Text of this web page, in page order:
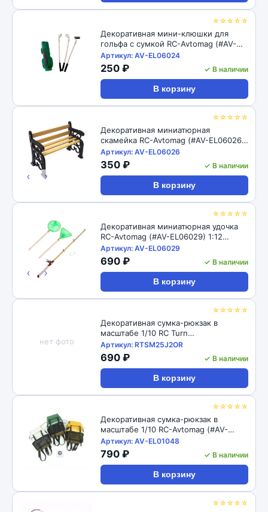
☆☆☆☆☆
Декоративная мини-клюшки для
гольфа с сумкой RC-Avtomag (#AV-
EL06024) 1/12 Dollhouse Miniature
Accessories Mini Golf Clubs with Bag
Model Toys for Doll House Decoration
Артикул: AV-EL06024
250 ₽ ✓ В наличии
В корзину
☆☆☆☆☆
‹ ›
Декоративная миниатюрная
скамейка RC-Avtomag (#AV-EL06026)
1/24 Miniature Park Seat Bench Model
Craft Ornament Diy Fairy Dollhouse
Decor
Артикул: AV-EL06026
350 ₽ ✓ В наличии
В корзину
☆☆☆☆☆
‹ ›
Декоративная миниатюрная удочка
RC-Avtomag (#AV-EL06029) 1:12
Miniature Fishing Rod 1Set of Miniature
Fish Rod Fishing Net Mini House
Fishing Rod Models
Артикул: AV-EL06029
690 ₽ ✓ В наличии
В корзину
☆☆☆☆☆
нет фото
Декоративная сумка-рюкзак в
масштабе 1/10 RC Turn
(#RTSM25J2OR) Scale Fabric Travel
Backpack: Orange 46x48x77mm
Артикул: RTSM25J2OR
690 ₽ ✓ В наличии
В корзину
☆☆☆☆☆
Декоративная сумка-рюкзак в
масштабе 1/10 RC-Avtomag (#AV-
EL01048) Scale Piece Backpack
Storage Bag Decoration for SCX10
TRX4 RC Crawler Car
Артикул: AV-EL01048
790 ₽ ✓ В наличии
В корзину
☆☆☆☆☆